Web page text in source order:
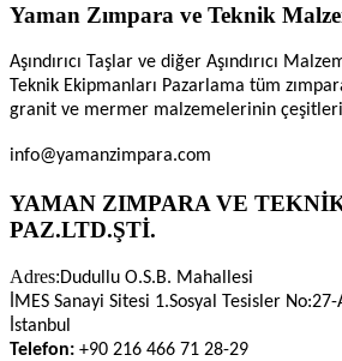
Yaman Zımpara ve Teknik
Aşındırıcı Taşlar ve diğer Aşındırıcı
Teknik Ekipmanları Pazarlama tüm
granit ve mermer malzemelerinin
info@yamanzimpara.com
YAMAN ZIMPARA VE
PAZ.LTD.ŞTİ.
Adres:Dudullu O.S.B. Mahallesi
İMES Sanayi Sitesi 1.Sosyal Tesisler
İstanbul
Telefon: +90 216 466 71 28-29